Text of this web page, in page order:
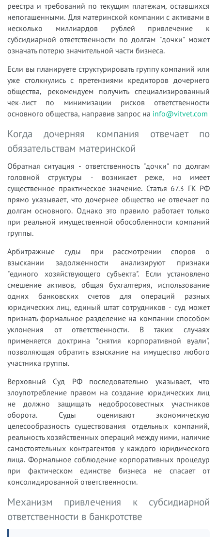
реестра и требований по текущим платежам, оставшихся
непогашенными. Для материнской компании с активами в
несколько миллиардов рублей привлечение к
субсидиарной ответственности по долгам "дочки" может
означать потерю значительной части бизнеса.
Если вы планируете структурировать группу компаний или
уже столкнулись с претензиями кредиторов дочернего
общества, рекомендуем получить специализированный
чек-лист по минимизации рисков ответственности
основного общества, направив запрос на info@vitvet.com
Когда дочерняя компания отвечает по
обязательствам материнской
Обратная ситуация - ответственность "дочки" по долгам
головной структуры - возникает реже, но имеет
существенное практическое значение. Статья 67.3 ГК РФ
прямо указывает, что дочернее общество не отвечает по
долгам основного. Однако это правило работает только
при реальной имущественной обособленности компаний
группы.
Арбитражные суды при рассмотрении споров о
взыскании задолженности анализируют признаки
"единого хозяйствующего субъекта". Если установлено
смешение активов, общая бухгалтерия, использование
одних банковских счетов для операций разных
юридических лиц, единый штат сотрудников - суд может
признать формальное разделение на компании способом
уклонения от ответственности. В таких случаях
применяется доктрина "снятия корпоративной вуали",
позволяющая обратить взыскание на имущество любого
участника группы.
Верховный Суд РФ последовательно указывает, что
злоупотребление правом на создание юридических лиц
не должно защищать недобросовестных участников
оборота. Суды оценивают экономическую
целесообразность существования отдельных компаний,
реальность хозяйственных операций между ними, наличие
самостоятельных контрагентов у каждого юридического
лица. Формальное соблюдение корпоративных процедур
при фактическом единстве бизнеса не спасает от
консолидированной ответственности.
Механизм привлечения к субсидиарной
ответственности в банкротстве